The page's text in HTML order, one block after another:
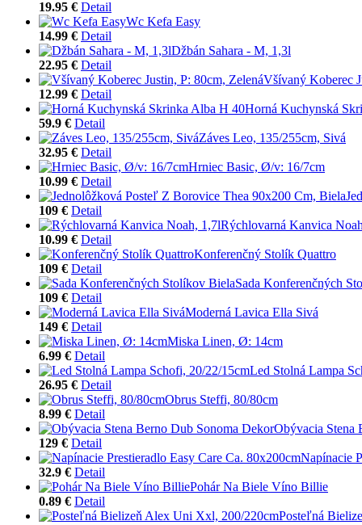
19.95 € Detail
Wc Kefa Easy
14.99 € Detail
Džbán Sahara - M, 1,3l
22.95 € Detail
Všívaný Koberec
12.99 € Detail
Horná Kuchynská
59.9 € Detail
Záves Leo, 135/255cm, Sivá
32.95 € Detail
Hrniec Basic, Ø/v: 16/7cm
10.99 € Detail
109 € Detail
Rýchlovarná Kanvica
10.99 € Detail
Konferenčný Stolík Quattro
109 € Detail
Sada Konferenčných
109 € Detail
Moderná Lavica Ella Sivá
149 € Detail
Miska Linen, Ø: 14cm
6.99 € Detail
Led Stolná Lampa
26.95 € Detail
Obrus Steffi, 80/80cm
8.99 € Detail
Obývacia Stena
129 € Detail
Napínacie
32.9 € Detail
Pohár Na Biele Víno Billie
0.89 € Detail
Posteľná